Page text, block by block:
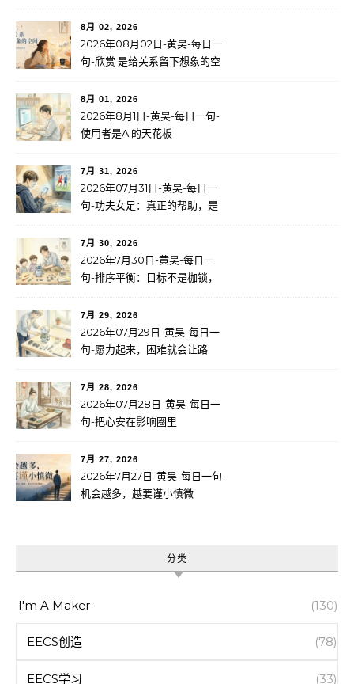
8月 02, 2026
2026年08月02日-黄昊-每日一
句-欣赏 是给关系留下想象的空
8月 01, 2026
2026年8月1日-黄昊-每日一句-
使用者是AI的天花板
7月 31, 2026
2026年07月31日-黄昊-每日一
句-功夫女足：真正的帮助，是
7月 30, 2026
2026年7月30日-黄昊-每日一
句-排序平衡：目标不是枷锁，
7月 29, 2026
2026年07月29日-黄昊-每日一
句-愿力起来，困难就会让路
7月 28, 2026
2026年07月28日-黄昊-每日一
句-把心安在影响圈里
7月 27, 2026
2026年7月27日-黄昊-每日一句-
机会越多，越要谨小慎微
分类
I'm A Maker (130)
EECS创造 (78)
EECS学习 (33)